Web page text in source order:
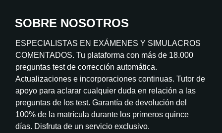
SOBRE NOSOTROS
ESPECIALISTAS EN EXÁMENES Y SIMULACROS
COMENTADOS. Tu plataforma con más de 18.000
preguntas test de corrección automática.
Actualizaciones e incorporaciones continuas. Tutor de
apoyo para aclarar cualquier duda en relación a las
preguntas de los test. Garantía de devolución del
100% de la matrícula durante los primeros quince
días. Disfruta de un servicio exclusivo.